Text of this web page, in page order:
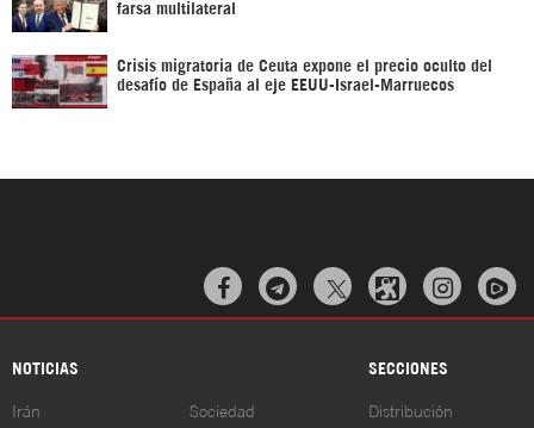
farsa multilateral
Crisis migratoria de Ceuta expone el precio oculto del
desafío de España al eje EEUU-Israel-Marruecos
  
NOTICIAS SECCIONES
Irán Sociedad Distribución